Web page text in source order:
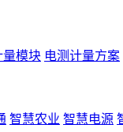
量模块 电测计量方案
智慧农业 智慧电源